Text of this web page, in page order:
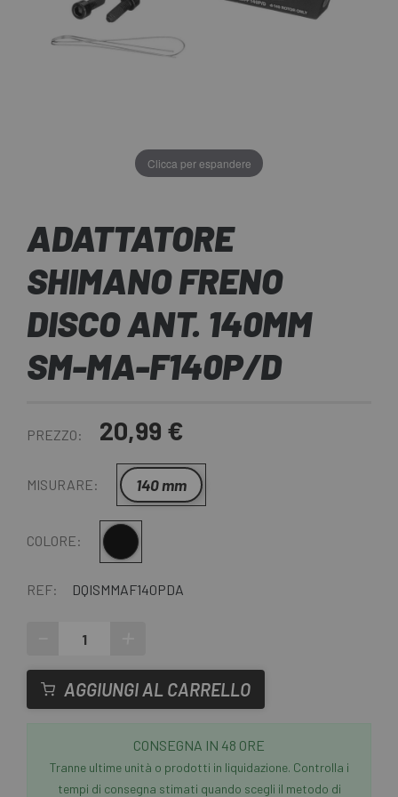
Clicca per espandere
ADATTATORE
SHIMANO FRENO
DISCO ANT. 140MM
SM-MA-F140P/D
PREZZO: 20,99 €
MISURARE: 140 mm
COLORE: Multiplo
REF: DQISMMAF140PDA
AGGIUNGI AL CARRELLO
CONSEGNA IN 48 ORE
Tranne ultime unità o prodotti in liquidazione. Controlla i
tempi di consegna stimati quando scegli il metodo di